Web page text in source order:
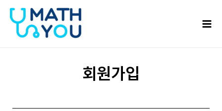
건너뛰기
회원가입